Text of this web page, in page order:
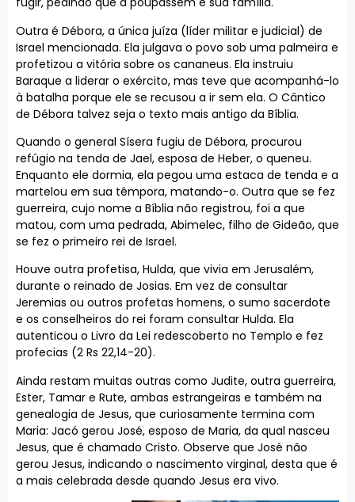
Outra é Débora, a única juíza (líder militar e judicial) de
Israel mencionada. Ela julgava o povo sob uma palmeira e
profetizou a vitória sobre os cananeus. Ela instruiu
Baraque a liderar o exército, mas teve que acompanhá-lo
à batalha porque ele se recusou a ir sem ela. O Cântico
de Débora talvez seja o texto mais antigo da Bíblia.
Quando o general Sísera fugiu de Débora, procurou
refúgio na tenda de Jael, esposa de Heber, o queneu.
Enquanto ele dormia, ela pegou uma estaca de tenda e a
martelou em sua têmpora, matando-o. Outra que se fez
guerreira, cujo nome a Bíblia não registrou, foi a que
matou, com uma pedrada, Abimelec, filho de Gideão, que
se fez o primeiro rei de Israel.
Houve outra profetisa, Hulda, que vivia em Jerusalém,
durante o reinado de Josias. Em vez de consultar
Jeremias ou outros profetas homens, o sumo sacerdote
e os conselheiros do rei foram consultar Hulda. Ela
autenticou o Livro da Lei redescoberto no Templo e fez
profecias (2 Rs 22,14-20).
Ainda restam muitas outras como Judite, outra guerreira,
Ester, Tamar e Rute, ambas estrangeiras e também na
genealogia de Jesus, que curiosamente termina com
Maria: Jacó gerou José, esposo de Maria, da qual nasceu
Jesus, que é chamado Cristo. Observe que José não
gerou Jesus, indicando o nascimento virginal, desta que é
a mais celebrada desde quando Jesus era vivo.